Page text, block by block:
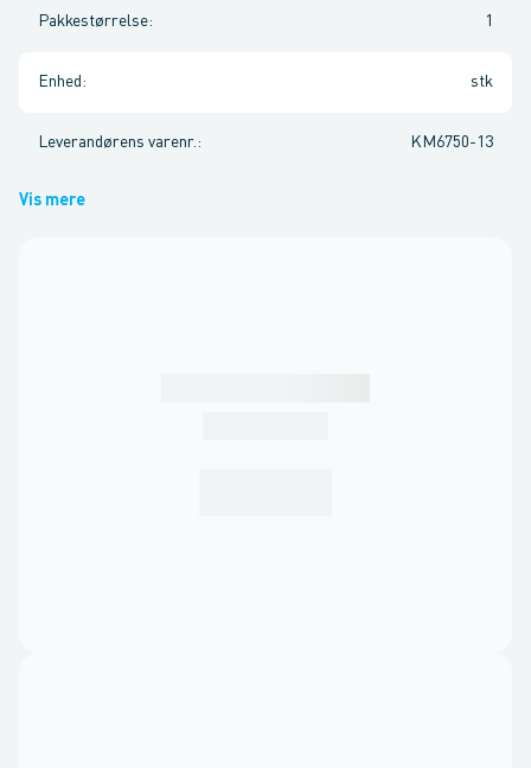
Pakkestørrelse: 1
Enhed : stk
Leverandørens varenr. : KM6750-13
Vis mere